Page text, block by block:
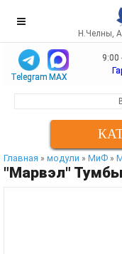
Н.Челны,
Telegram MAX
9:00
Главная » модули » МиФ »
"Марвэл"